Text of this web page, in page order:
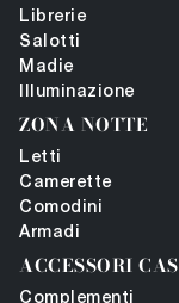
Librerie
Salotti
Madie
Illuminazione
ZONA NOTTE
Letti
Camerette
Comodini
Armadi
ACCESSORI
Complementi